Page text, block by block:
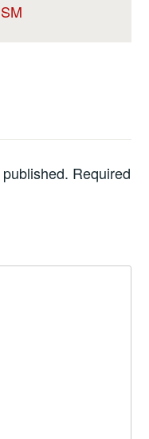
Required